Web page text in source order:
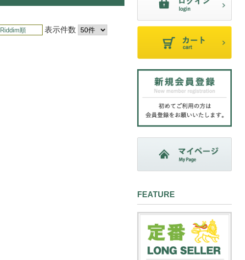
Riddim順 表示件数
FEATURE